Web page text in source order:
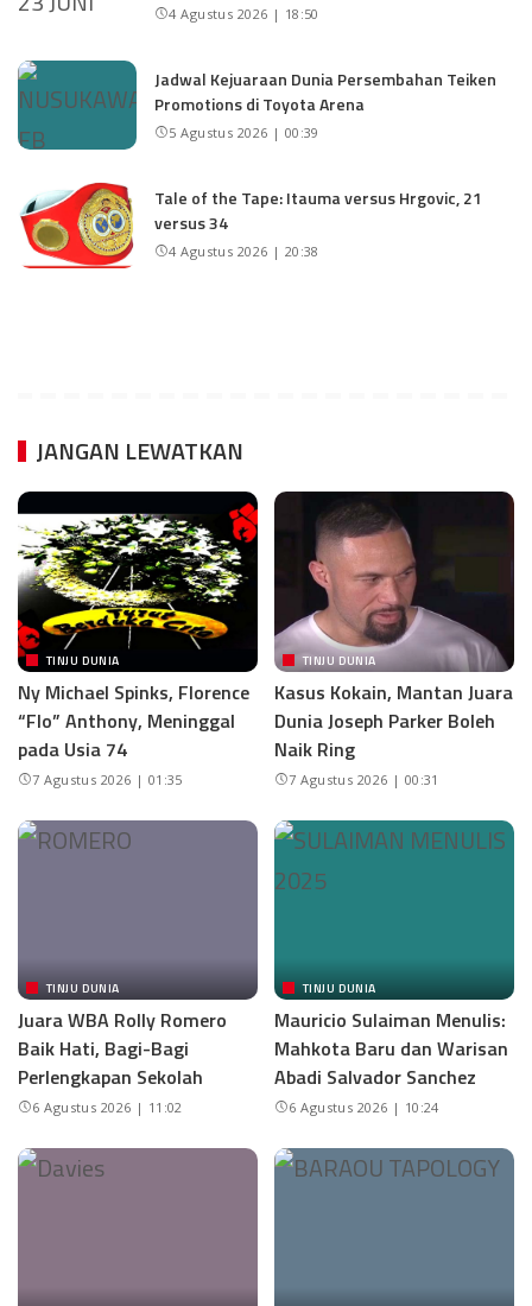
4 Agustus 2026 | 18:50
Jadwal Kejuaraan Dunia Persembahan Teiken
Promotions di Toyota Arena
5 Agustus 2026 | 00:39
Tale of the Tape: Itauma versus Hrgovic, 21
versus 34
4 Agustus 2026 | 20:38
JANGAN LEWATKAN
TINJU DUNIA
Ny Michael Spinks, Florence
“Flo” Anthony, Meninggal
pada Usia 74
7 Agustus 2026 | 01:35
TINJU DUNIA
Kasus Kokain, Mantan Juara
Dunia Joseph Parker Boleh
Naik Ring
7 Agustus 2026 | 00:31
TINJU DUNIA
Juara WBA Rolly Romero
Baik Hati, Bagi-Bagi
Perlengkapan Sekolah
6 Agustus 2026 | 11:02
TINJU DUNIA
Mauricio Sulaiman Menulis:
Mahkota Baru dan Warisan
Abadi Salvador Sanchez
6 Agustus 2026 | 10:24